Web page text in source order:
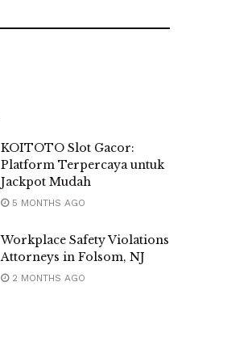
KOITOTO Slot Gacor:
Platform Terpercaya untuk
Jackpot Mudah
5 MONTHS AGO
Workplace Safety Violations
Attorneys in Folsom, NJ
2 MONTHS AGO